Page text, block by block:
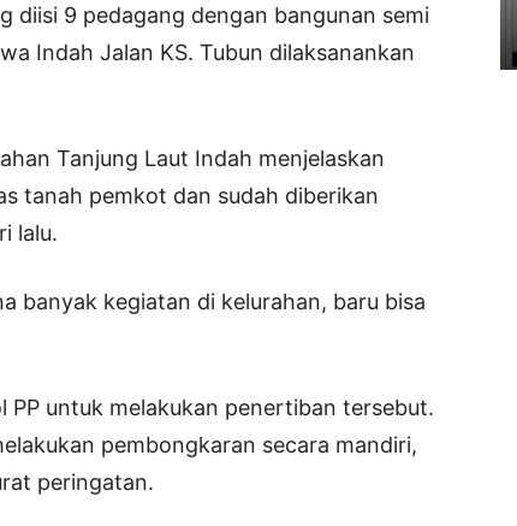
diisi 9 pedagang dengan bangunan semi
Indah Jalan KS. Tubun dilaksanankan
Tanjung Laut Indah menjelaskan
tanah pemkot dan sudah diberikan
lalu.
banyak kegiatan di kelurahan, baru bisa
untuk melakukan penertiban tersebut.
pembongkaran secara mandiri,
peringatan.